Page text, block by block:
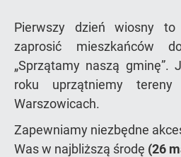
Pierwszy dzień wiosny
zaprosić mieszkańców
„Sprzątamy naszą
roku uprzątniemy
Warszowicach.
Zapewniamy niezbędne
Was w najbliższą środę (26